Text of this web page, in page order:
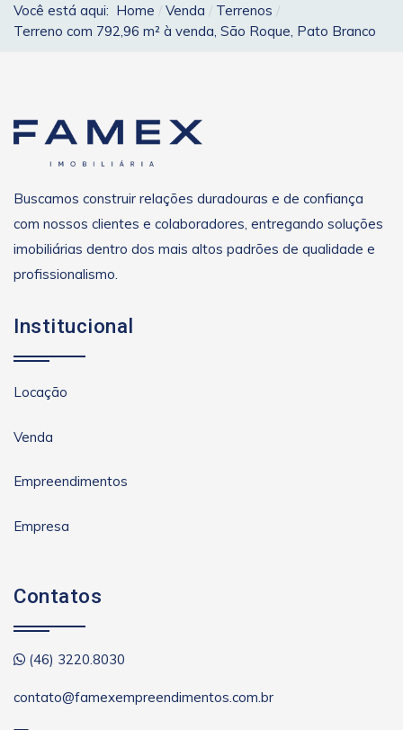
Você está aqui: Home Venda
Terrenos
Terreno com 792,96 m² à venda, São Roque, Pato Branco
Buscamos construir relações duradouras e de confiança
com nossos clientes e colaboradores, entregando soluções
imobiliárias dentro dos mais altos padrões de qualidade e
profissionalismo.
Institucional
Locação
Venda
Empreendimentos
Empresa
Contatos
(46) 3220.8030
contato@famexempreendimentos.com.br